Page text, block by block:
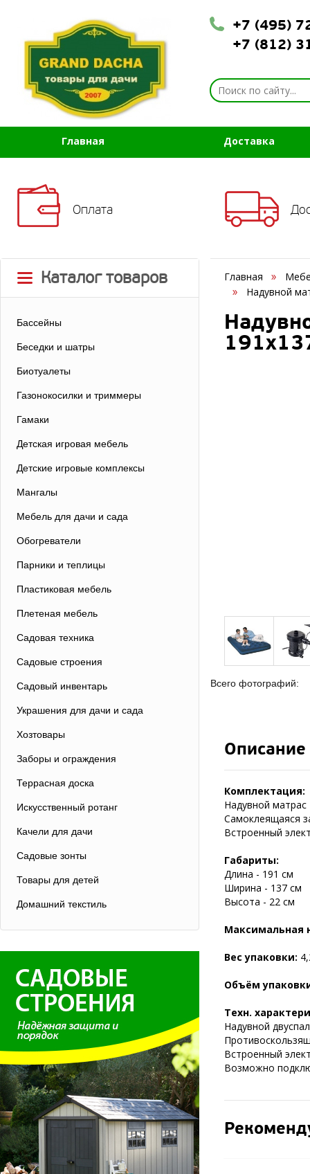
+7 (495)
+7 (812)
Главная Доставка
Оплата
Каталог товаров
Бассейны
Беседки и шатры
Биотуалеты
Газонокосилки и триммеры
Гамаки
Детская игровая мебель
Детские игровые комплексы
Мангалы
Мебель для дачи и сада
Обогреватели
Парники и теплицы
Пластиковая мебель
Плетеная мебель
Садовая техника
Садовые строения
Садовый инвентарь
Украшения для дачи и сада
Хозтовары
Заборы и ограждения
Террасная доска
Искусственный ротанг
Качели для дачи
Садовые зонты
Товары для детей
Домашний текстиль
Главная
Надувной
Всего фотографий:
Описание
Комплектация:
Надувной матрас
Самоклеящаяся
Встроенный
Габариты:
Длина - 191 см
Ширина - 137 см
Высота - 22 см
Максимальная
Вес упаковки:
Объём
Техн.
Надувной
Встроенный
Возможно